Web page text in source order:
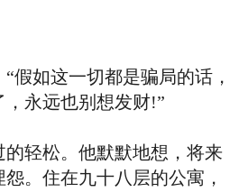
如这一切都是骗局的话，
永远也别想发财!”
轻松。他默默地想，将来
。住在九十八层的公寓，